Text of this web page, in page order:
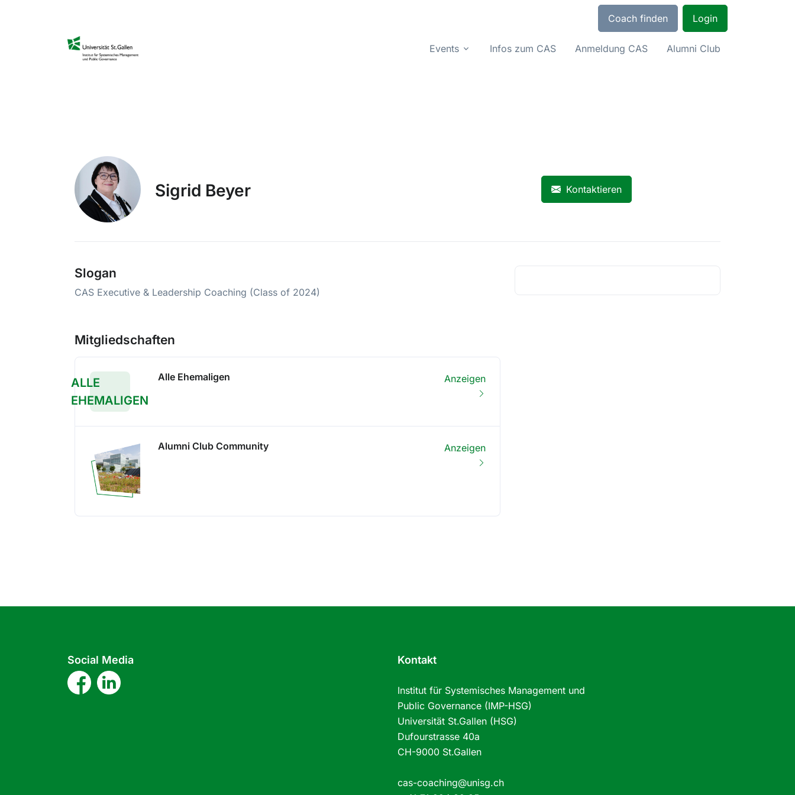
Coach finden Login
Events Infos zum CAS Anmeldung CAS Alumni Club
Sigrid Beyer Kontaktieren
Slogan
CAS Executive & Leadership Coaching (Class of 2024)
Mitgliedschaften
ALLE
EHEMALIGEN
Alle Ehemaligen Anzeigen
Alumni Club Community Anzeigen
Social Media Kontakt
Institut für Systemisches Management und
Public Governance (IMP-HSG)
Universität St.Gallen (HSG)
Dufourstrasse 40a
CH-9000 St.Gallen
cas-coaching@unisg.ch